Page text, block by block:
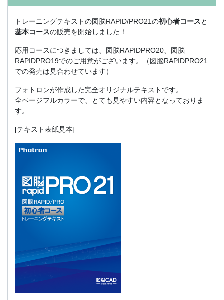
トレーニングテキストの図脳RAPID/PRO21の初心者コースと
基本コースの販売を開始しました！
応用コースにつきましては、図脳RAPIDPRO20、図脳
RAPIDPRO19でのご用意がございます。（図脳RAPIDPRO21
での発売は見合わせています）
フォトロンが作成した完全オリジナルテキストです。
全ページフルカラーで、とても見やすい内容となっておりま
す。
[テキスト表紙見本]